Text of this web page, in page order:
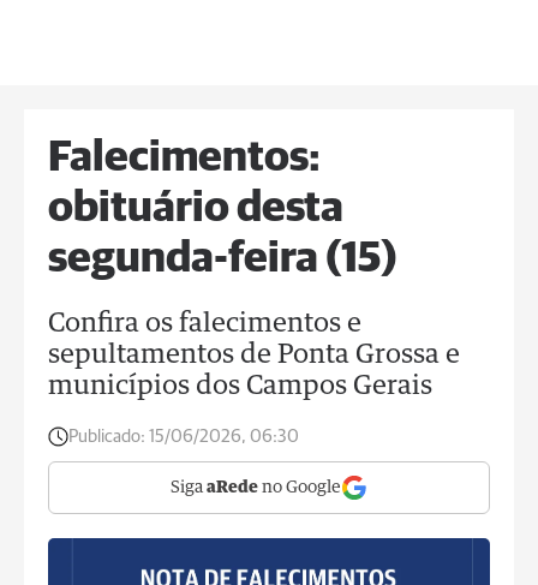
Falecimentos:
obituário desta
segunda-feira (15)
Confira os falecimentos e
sepultamentos de Ponta Grossa e
municípios dos Campos Gerais
Publicado: 15/06/2026, 06:30
Siga aRede no Google